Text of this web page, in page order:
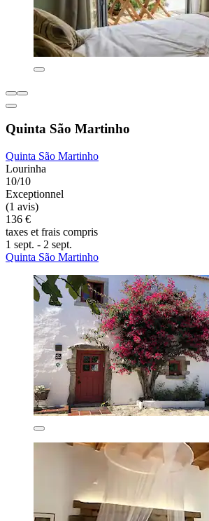
Quinta São Martinho
Quinta São Martinho
Lourinha
10/10
Exceptionnel
(1 avis)
136 €
taxes et frais compris
1 sept. - 2 sept.
Quinta São Martinho